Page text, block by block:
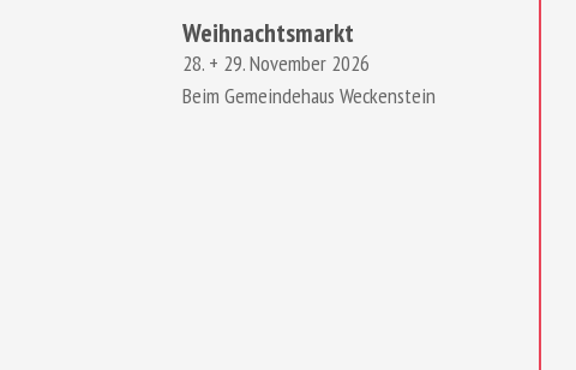
Weihnachtsmarkt
28. + 29. November 2026
Beim Gemeindehaus Weckenstein